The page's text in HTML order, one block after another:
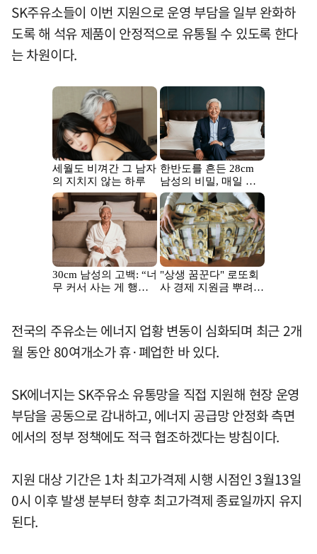
SK주유소들이 이번 지원으로 운영 부담을 일부 완화하
도록 해 석유 제품이 안정적으로 유통될 수 있도록 한다
는 차원이다.
전국의 주유소는 에너지 업황 변동이 심화되며 최근 2개
월 동안 80여개소가 휴·폐업한 바 있다.
SK에너지는 SK주유소 유통망을 직접 지원해 현장 운영
부담을 공동으로 감내하고, 에너지 공급망 안정화 측면
에서의 정부 정책에도 적극 협조하겠다는 방침이다.
지원 대상 기간은 1차 최고가격제 시행 시점인 3월13일
0시 이후 발생 분부터 향후 최고가격제 종료일까지 유지
된다.